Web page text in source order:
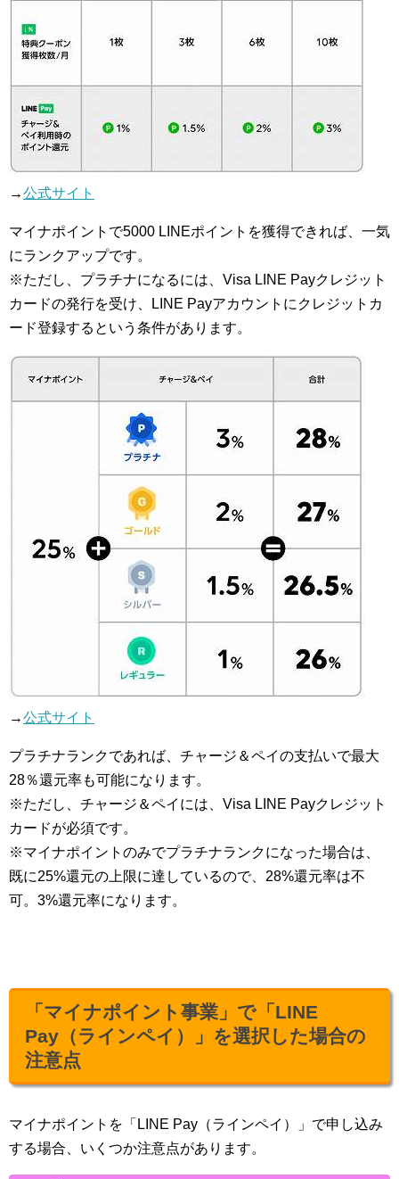
→公式サイト
マイナポイントで5000 LINEポイントを獲得できれば、一気
にランクアップです。
※ただし、プラチナになるには、Visa LINE Payクレジット
カードの発行を受け、LINE Payアカウントにクレジットカ
ード登録するという条件があります。
→公式サイト
プラチナランクであれば、チャージ＆ペイの支払いで最大
28％還元率も可能になります。
※ただし、チャージ＆ペイには、Visa LINE Payクレジット
カードが必須です。
※マイナポイントのみでプラチナランクになった場合は、
既に25%還元の上限に達しているので、28%還元率は不
可。3%還元率になります。
「マイナポイント事業」で「LINE
Pay（ラインペイ）」を選択した場合の
注意点
マイナポイントを「LINE Pay（ラインペイ）」で申し込み
する場合、いくつか注意点があります。